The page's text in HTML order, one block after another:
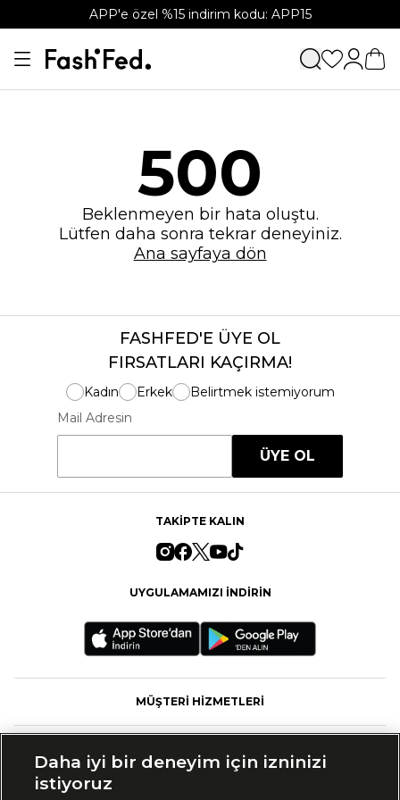
APP'e özel %15 indirim kodu: APP15
500
Beklenmeyen bir hata oluştu.
Lütfen daha sonra tekrar deneyiniz.
Ana sayfaya dön
FASHFED'E ÜYE OL
FIRSATLARI KAÇIRMA!
Kadın Erkek
Belirtmek istemiyorum
Mail Adresin
ÜYE OL
TAKİPTE KALIN
UYGULAMAMIZI İNDİRİN
MÜŞTERİ HİZMETLERİ
Daha iyi bir deneyim için izninizi
istiyoruz